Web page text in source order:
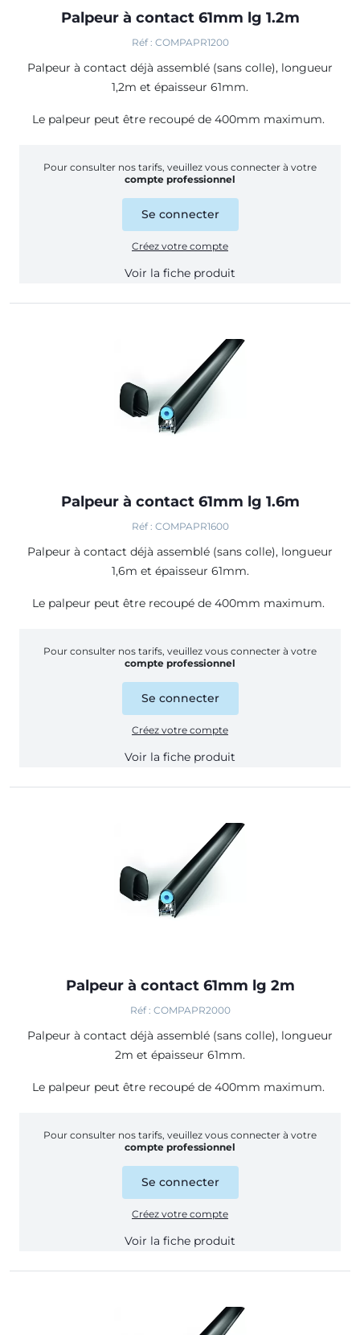
Palpeur à contact 61mm lg 1.2m
Réf : COMPAPR1200
Palpeur à contact déjà assemblé (sans colle), longueur
1,2m et épaisseur 61mm.
Le palpeur peut être recoupé de 400mm maximum.
Pour consulter nos tarifs, veuillez vous connecter à votre
compte professionnel
Se connecter
Créez votre compte
Voir la fiche produit
Palpeur à contact 61mm lg 1.6m
Réf : COMPAPR1600
Palpeur à contact déjà assemblé (sans colle), longueur
1,6m et épaisseur 61mm.
Le palpeur peut être recoupé de 400mm maximum.
Pour consulter nos tarifs, veuillez vous connecter à votre
compte professionnel
Se connecter
Créez votre compte
Voir la fiche produit
Palpeur à contact 61mm lg 2m
Réf : COMPAPR2000
Palpeur à contact déjà assemblé (sans colle), longueur
2m et épaisseur 61mm.
Le palpeur peut être recoupé de 400mm maximum.
Pour consulter nos tarifs, veuillez vous connecter à votre
compte professionnel
Se connecter
Créez votre compte
Voir la fiche produit